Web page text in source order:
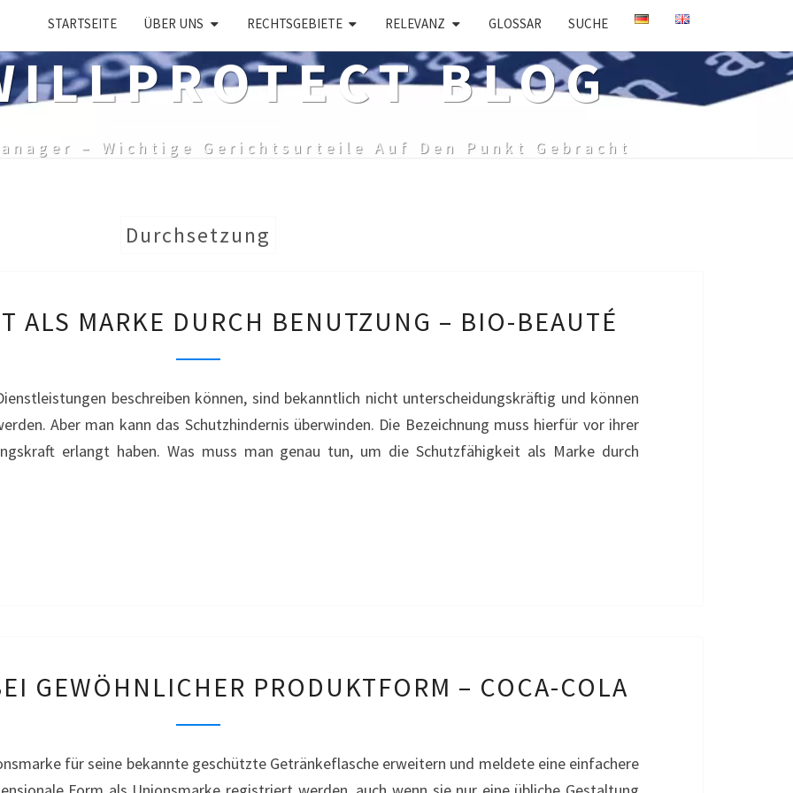
STARTSEITE ÜBER UNS RECHTSGEBIETE RELEVANZ GLOSSAR SUCHE
BLOG
– Wichtige Gerichtsurteile Auf Den Punkt Gebracht
Durchsetzung
ALS
BENUTZUNG
–
BIO-
ALS MARKE DURCH BENUTZUNG – BIO-BEAUTÉ
beschreiben können, sind bekanntlich nicht unterscheidungskräftig und können
Aber man kann das Schutzhindernis überwinden. Die Bezeichnung muss hierfür vor ihrer
erlangt haben. Was muss man genau tun, um die Schutzfähigkeit als Marke durch
BEI
–
GEWÖHNLICHER PRODUKTFORM – COCA-COLA
für seine bekannte geschützte Getränkeflasche erweitern und meldete eine einfachere